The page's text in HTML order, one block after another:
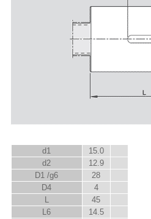
d1
15.0
d2
12.9
D1 /g6
28
D4
4
L
45
L6
14.5